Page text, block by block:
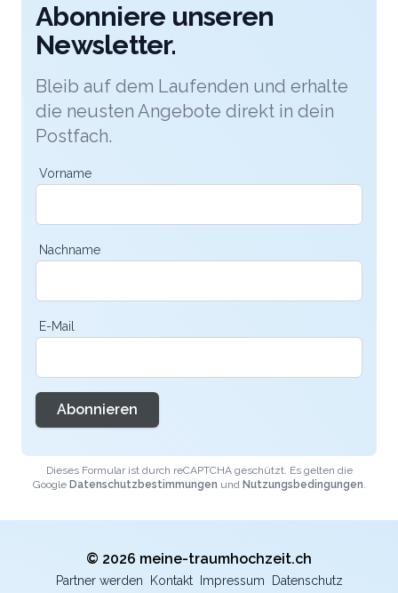
Abonniere unseren
Newsletter.
Bleib auf dem Laufenden und erhalte
die neusten Angebote direkt in dein
Postfach.
Vorname
Nachname
E-Mail
Abonnieren
Dieses Formular ist durch reCAPTCHA geschützt. Es gelten die
Google Datenschutzbestimmungen und Nutzungsbedingungen.
© 2026 meine-traumhochzeit.ch
Partner werden Kontakt Impressum Datenschutz